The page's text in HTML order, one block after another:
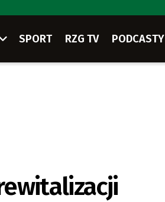
SPORT RZG TV PODCASTY